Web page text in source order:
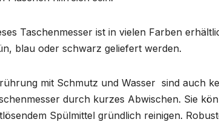
Taschenmesser ist in vielen Farben
blau oder schwarz geliefert werden.
mit Schmutz und Wasser sind auch
durch kurzes Abwischen. Sie
Spülmittel gründlich reinigen.